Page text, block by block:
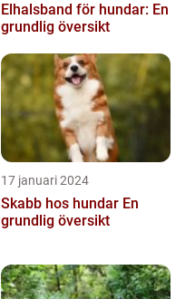
Elhalsband för hundar: En
grundlig översikt
17 januari 2024
Skabb hos hundar En
grundlig översikt